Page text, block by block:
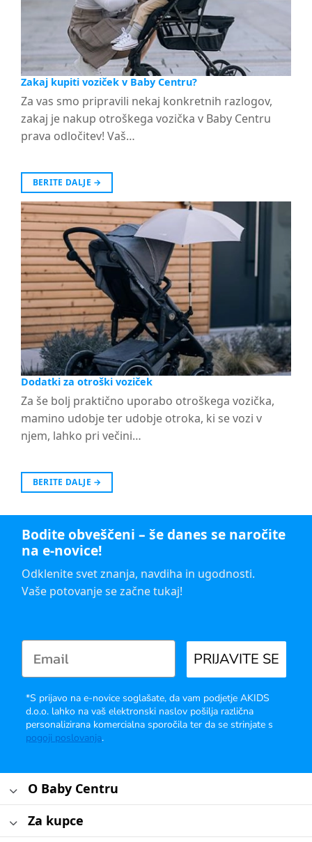
Zakaj kupiti voziček v Baby Centru?
Za vas smo pripravili nekaj konkretnih razlogov,
zakaj je nakup otroškega vozička v Baby Centru
prava odločitev! Vaš…
BERITE DALJE →
Dodatki za otroški voziček
Za še bolj praktično uporabo otroškega vozička,
mamino udobje ter udobje otroka, ki se vozi v
njem, lahko pri večini…
BERITE DALJE →
Bodite obveščeni – še danes se naročite
na e-novice!
Odklenite svet znanja, navdiha in ugodnosti.
Vaše potovanje se začne tukaj!
PRIJAVITE SE
*S prijavo na e-novice soglašate, da vam podjetje AKIDS
d.o.o. lahko na vaš elektronski naslov pošilja različna
personalizirana komercialna sporočila ter da se strinjate s
pogoji poslovanja.
O Baby Centru
Za kupce